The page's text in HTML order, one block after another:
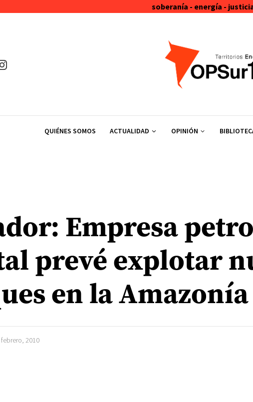
soberanía - energía -
QUIÉNES SOMOS ACTUALIDAD OPINIÓN
Empresa
prevé explotar
en la Amazonía
febrero, 2010